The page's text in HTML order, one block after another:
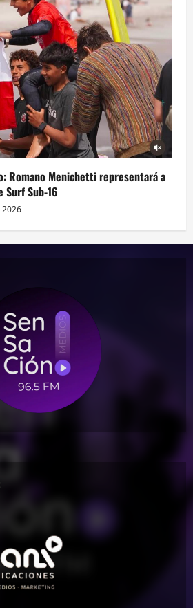
Romano Menichetti representará a
Surf Sub-16
2026